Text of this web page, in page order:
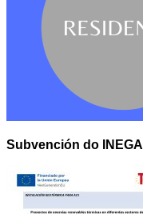
Subvención do INEGA